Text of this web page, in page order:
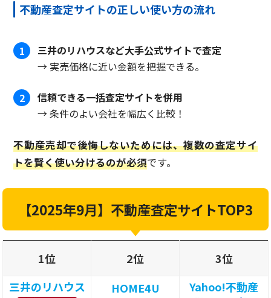
不動産査定サイトの正しい使い方の流れ
1
三井のリハウスなど大手公式サイトで査定
→ 実売価格に近い金額を把握できる。
2
信頼できる一括査定サイトを併用
→ 条件のよい会社を幅広く比較！
不動産売却で後悔しないためには、複数の査定サイ
トを賢く使い分けるのが必須です。
【2025年9月】不動産査定サイトTOP3
1位 2位
3位
三井のリハウス
HOME4U Yahoo!不動産